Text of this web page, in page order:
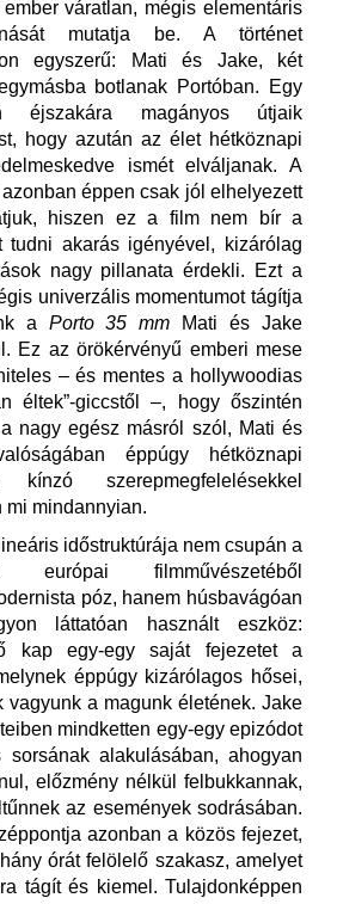
váratlan, mégis elementáris
mutatja be. A történet
egyszerű: Mati és Jake, két
botlanak Portóban. Egy
éjszakára magányos útjaik
hogy azután az élet hétköznapi
ismét elváljanak. A
éppen csak jól elhelyezett
hiszen ez a film nem bír a
tudni akarás igényével, kizárólag
nagy pillanata érdekli. Ezt a
univerzális momentumot tágítja
a Porto 35 mm
Mati és Jake
Ez az örökérvényű emberi mese
– és mentes a hollywoodias
éltek”-giccstől –, hogy őszintén
nagy egész másról szól, Mati és
éppúgy hétköznapi
szerepmegfelelésekkel
mi mindannyian.
időstruktúrája nem csupán a
európai filmművészetéből
póz, hanem húsbavágóan
láttatóan használt eszköz:
kap egy-egy saját fejezetet a
éppúgy kizárólagos hősei,
vagyunk a magunk életének. Jake
mindketten egy-egy epizódot
sorsának alakulásában, ahogyan
előzmény nélkül felbukkannak,
az események sodrásában.
azonban a közös fejezet,
órát felölelő szakasz, amelyet
tágít és kiemel. Tulajdonképpen